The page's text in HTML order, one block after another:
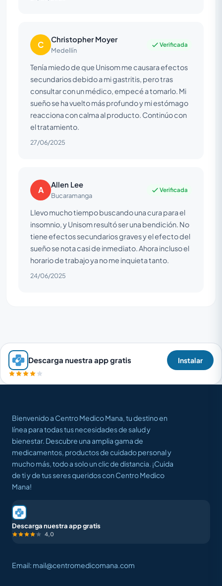
C Christopher Moyer
Medellín
Verificada
Tenía miedo de que Unisom me causara efectos
secundarios debido a mi gastritis, pero tras
consultar con un médico, empecé a tomarlo. Mi
sueño se ha vuelto más profundo y mi estómago
reacciona con calma al producto. Continúo con
el tratamiento.
27/06/2025
A Allen Lee
Bucaramanga
Verificada
Llevo mucho tiempo buscando una cura para el
insomnio, y Unisom resultó ser una bendición. No
tiene efectos secundarios graves y el efecto del
sueño se nota casi de inmediato. Ahora incluso el
horario de trabajo ya no me inquieta tanto.
24/06/2025
Descarga nuestra app gratis Instalar
Bienvenido a Centro Medico Mana, tu destino en
línea para todas tus necesidades de salud y
bienestar. Descubre una amplia gama de
medicamentos, productos de cuidado personal y
mucho más, todo a solo un clic de distancia. ¡Cuida
de ti y de tus seres queridos con Centro Medico
Mana!
Descarga nuestra app gratis
4,0
Email: mail@centromedicomana.com